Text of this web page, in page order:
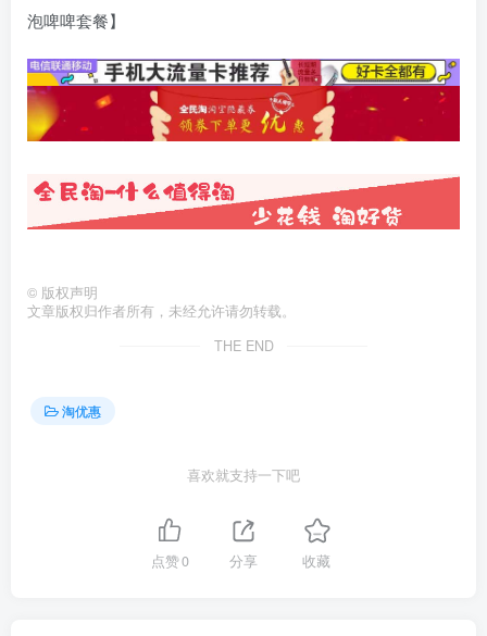
泡啤啤套餐】
© 版权声明
文章版权归作者所有，未经允许请勿转载。
THE END
淘优惠
喜欢就支持一下吧
点赞0 分享 收藏